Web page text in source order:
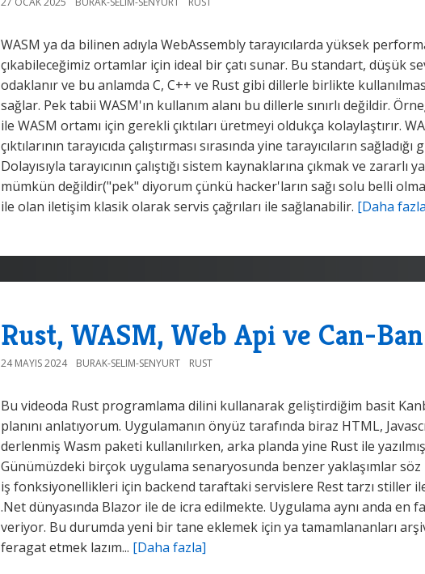
WASM ya da bilinen adıyla WebAssembly tarayıcılarda yüksek
çıkabileceğimiz ortamlar için ideal bir çatı sunar. Bu standart, düşük
odaklanır ve bu anlamda C, C++ ve Rust gibi dillerle birlikte
sağlar. Pek tabii WASM'ın kullanım alanı bu dillerle sınırlı değildir.
ile WASM ortamı için gerekli çıktıları üretmeyi oldukça kolaylaştırır.
çıktılarının tarayıcıda çalıştırması sırasında yine tarayıcıların
Dolayısıyla tarayıcının çalıştığı sistem kaynaklarına çıkmak ve zararlı
mümkün değildir("pek" diyorum çünkü hacker'ların sağı solu belli
ile olan iletişim klasik olarak servis çağrıları ile sağlanabilir. [Daha
Rust, WASM, Web Api ve Can-
24 MAYIS 2024 BURAK-SELIM-SENYURT RUST
Bu videoda Rust programlama dilini kullanarak geliştirdiğim basit
planını anlatıyorum. Uygulamanın önyüz tarafında biraz HTML,
derlenmiş Wasm paketi kullanılırken, arka planda yine Rust ile
Günümüzdeki birçok uygulama senaryosunda benzer yaklaşımlar söz
iş fonksiyonellikleri için backend taraftaki servislere Rest tarzı stiller
.Net dünyasında Blazor ile de icra edilmekte. Uygulama aynı anda en
veriyor. Bu durumda yeni bir tane eklemek için ya tamamlananları
feragat etmek lazım... [Daha fazla]